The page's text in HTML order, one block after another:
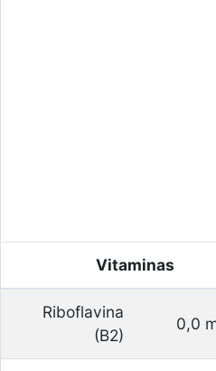
Vitaminas
Riboflavina
(B2)
0,0